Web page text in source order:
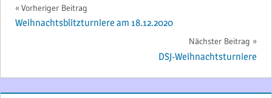
Beitragsnavigation
Vorheriger Beitrag
Weihnachtsblitzturniere am 18.12.2020
Nächster Beitrag
DSJ-Weihnachtsturniere